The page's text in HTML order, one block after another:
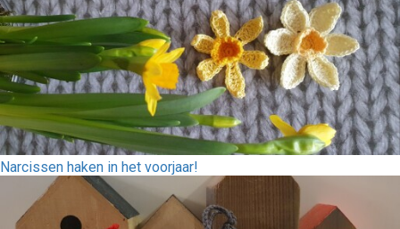
Narcissen haken in het voorjaar!